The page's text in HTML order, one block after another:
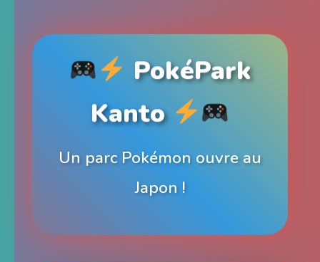
PokéPark
Kanto
Un parc Pokémon ouvre au
Japon !